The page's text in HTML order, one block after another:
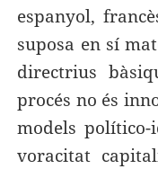
espanyol,
suposa en sí
directrius
procés no és
models
voracitat